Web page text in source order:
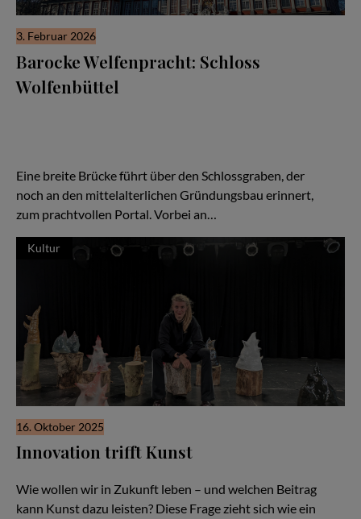
3. Februar 2026
Barocke Welfenpracht: Schloss
Wolfenbüttel
Eine breite Brücke führt über den Schlossgraben, der
noch an den mittelalterlichen Gründungsbau erinnert,
zum prachtvollen Portal. Vorbei an…
Kultur
16. Oktober 2025
Innovation trifft Kunst
Wie wollen wir in Zukunft leben – und welchen Beitrag
kann Kunst dazu leisten? Diese Frage zieht sich wie ein